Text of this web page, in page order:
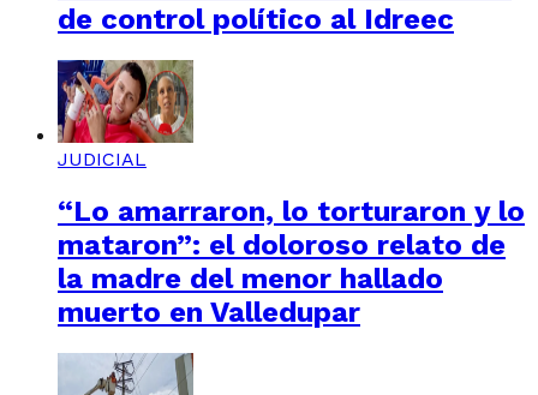
de control político al Idreec
JUDICIAL
“Lo amarraron, lo torturaron y lo
mataron”: el doloroso relato de
la madre del menor hallado
muerto en Valledupar